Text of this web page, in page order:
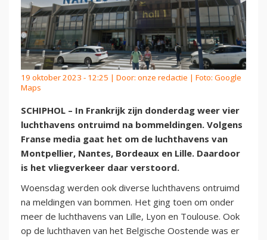
19 oktober 2023 - 12:25 | Door: onze redactie | Foto: Google
Maps
SCHIPHOL – In Frankrijk zijn donderdag weer vier
luchthavens ontruimd na bommeldingen. Volgens
Franse media gaat het om de luchthavens van
Montpellier, Nantes, Bordeaux en Lille. Daardoor
is het vliegverkeer daar verstoord.
Woensdag werden ook diverse luchthavens ontruimd
na meldingen van bommen. Het ging toen om onder
meer de luchthavens van Lille, Lyon en Toulouse. Ook
op de luchthaven van het Belgische Oostende was er